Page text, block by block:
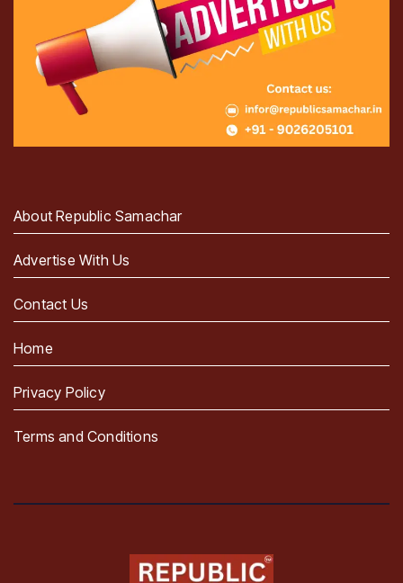
About Republic Samachar
Advertise With Us
Contact Us
Home
Privacy Policy
Terms and Conditions